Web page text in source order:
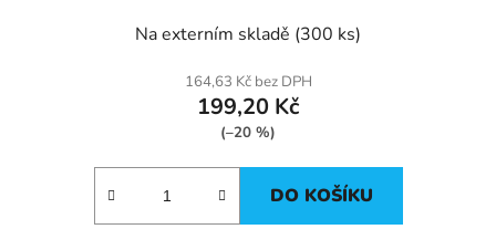
Na externím skladě (300 ks)
164,63 Kč bez DPH
199,20 Kč
(–20 %)
DO KOŠÍKU